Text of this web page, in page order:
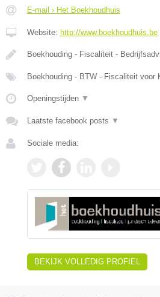
E-mail › Het Boekhoudhuis
Website: http://www.boekhoudhuis.be
Boekhouding - Fiscaliteit -
Boekhouding - BTW - Fiscaliteit voor
Openingstijden ▼
Laatste facebook posts ▼
Sociale media:
BEKIJK VOLLEDIG PROFIEL